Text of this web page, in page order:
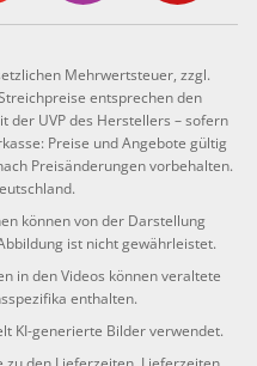
Mehrwertsteuer, zzgl.
entsprechen den
der UVP des Herstellers – sofern
Preise und Angebote gültig
Preisänderungen vorbehalten.
können von der Darstellung
ist nicht gewährleistet.
in den Videos können veraltete
enthalten.
KI-generierte Bilder verwendet.